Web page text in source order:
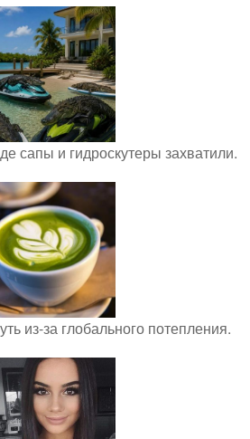
сапы и гидроскутеры захватили.
из-за глобального потепления.